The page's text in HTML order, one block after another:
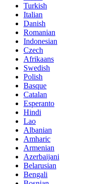
Turkish
Italian
Danish
Romanian
Indonesian
Czech
Afrikaans
Swedish
Polish
Basque
Catalan
Esperanto
Hindi
Lao
Albanian
Amharic
Armenian
Azerbaijani
Belarusian
Bengali